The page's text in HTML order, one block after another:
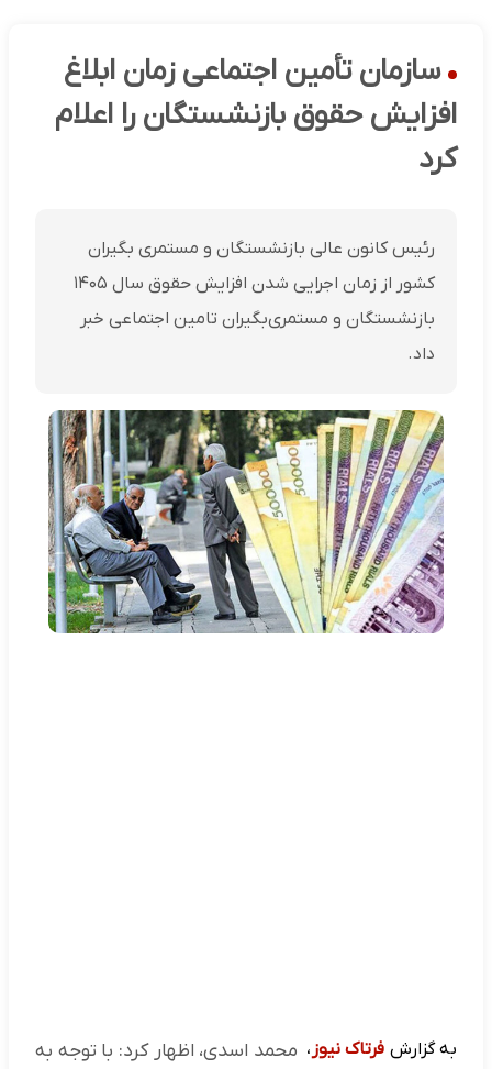
سازمان تأمین اجتماعی زمان ابلاغ
افزایش حقوق بازنشستگان را اعلام
کرد
رئیس کانون عالی بازنشستگان و مستمری بگیران
کشور از زمان اجرایی شدن افزایش حقوق سال ۱۴۰۵
بازنشستگان و مستمری‌بگیران تامین اجتماعی خبر
داد.
به گزارش فرتاک نیوز ، محمد اسدی، اظهار کرد: با توجه به